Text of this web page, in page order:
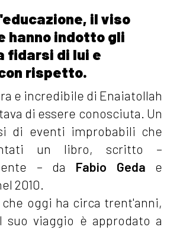
il viso
hanno indotto gli
fidarsi di lui e
rispetto.
e incredibile di Enaiatollah
di essere conosciuta. Un
di eventi improbabili che
un libro, scritto –
– da Fabio Geda e
2010.
che oggi ha circa trent'anni,
suo viaggio è approdato a